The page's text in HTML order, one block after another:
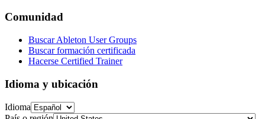
Comunidad
Buscar Ableton User Groups
Buscar formación certificada
Hacerse Certified Trainer
Idioma y ubicación
Idioma